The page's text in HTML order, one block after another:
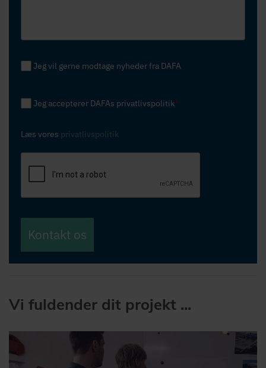
Jeg vil gerne modtage nyheder fra DAFA
Jeg accepterer DAFAs privatlivspolitik*
Læs vores privatlivspolitik
Kontakt os
Vi fuldender dit projekt ...